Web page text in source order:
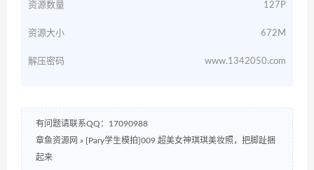
资源数量 127P
资源大小 672M
解压密码 www.1342050.com
有问题请联系QQ：17090988
章鱼资源网 »
[Pary学生模拍]009 超美女神琪琪美妆照，把脚趾捆
起来